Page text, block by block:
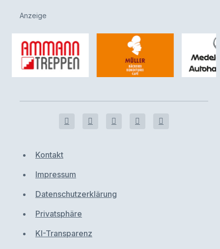
Anzeige
Kontakt
Impressum
Datenschutzerklärung
Privatsphäre
KI-Transparenz